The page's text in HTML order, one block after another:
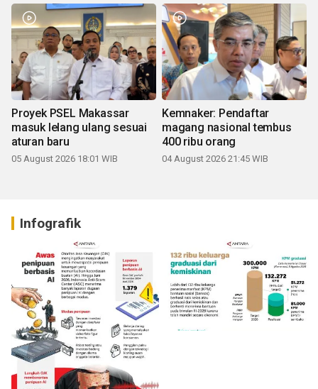
Proyek PSEL Makassar
masuk lelang ulang sesuai
aturan baru
05 August 2026 18:01 WIB
Kemnaker: Pendaftar
magang nasional tembus
400 ribu orang
04 August 2026 21:45 WIB
Infografik